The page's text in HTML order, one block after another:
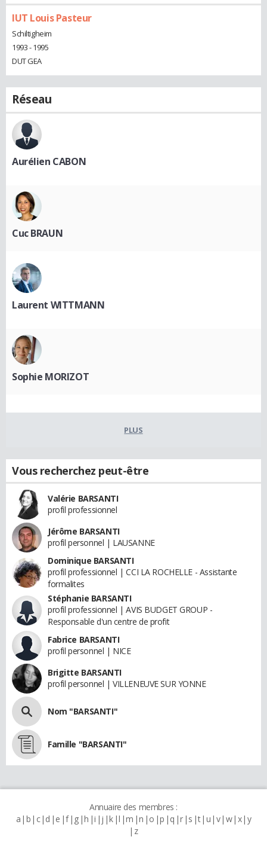
IUT Louis Pasteur
Schiltigheim
1993 - 1995
DUT GEA
Réseau
Aurélien CABON
Cuc BRAUN
Laurent WITTMANN
Sophie MORIZOT
PLUS
Vous recherchez peut-être
Valérie BARSANTI
profil professionnel
Jérôme BARSANTI
profil personnel | LAUSANNE
Dominique BARSANTI
profil professionnel | CCI LA ROCHELLE - Assistante
formalites
Stéphanie BARSANTI
profil professionnel | AVIS BUDGET GROUP -
Responsable d'un centre de profit
Fabrice BARSANTI
profil personnel | NICE
Brigitte BARSANTI
profil personnel | VILLENEUVE SUR YONNE
Nom "BARSANTI"
Famille "BARSANTI"
Annuaire des membres :
a b c d e f g h i j k l m n o p q r s t u v w x y
z